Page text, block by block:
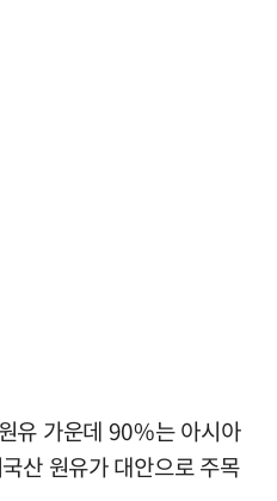
유 가운데 90%는 아시아
산 원유가 대안으로 주목